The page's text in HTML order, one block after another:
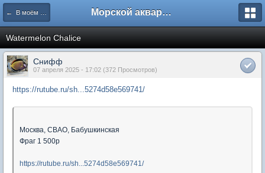
← В моём аквариуме Морской аквариум. Форумы ReefCentral.ru
Watermelon Chalice
Снифф
07 апреля 2025 - 17:02 (372 Просмотров)
https://rutube.ru/sh...5274d58e569741/
Москва, СВАО, Бабушкинская
Фраг 1 500р
https://rutube.ru/sh...5274d58e569741/